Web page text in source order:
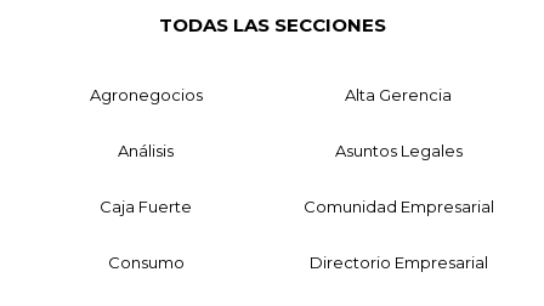
TODAS LAS SECCIONES
Agronegocios Alta Gerencia
Análisis Asuntos Legales
Caja Fuerte Comunidad Empresarial
Consumo Directorio Empresarial